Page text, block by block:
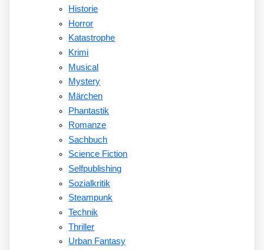
Historie
Horror
Katastrophe
Krimi
Musical
Mystery
Märchen
Phantastik
Romanze
Sachbuch
Science Fiction
Selfpublishing
Sozialkritik
Steampunk
Technik
Thriller
Urban Fantasy